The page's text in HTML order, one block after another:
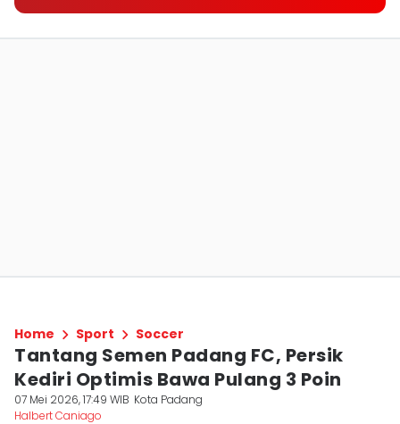
Home Sport Soccer
Tantang Semen Padang FC, Persik
Kediri Optimis Bawa Pulang 3 Poin
07 Mei 2026, 17:49 WIB Kota Padang
Halbert Caniago